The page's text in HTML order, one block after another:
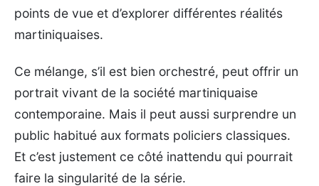
points de vue et d’explorer différentes réalités
martiniquaises.
Ce mélange, s’il est bien orchestré, peut offrir un
portrait vivant de la société martiniquaise
contemporaine. Mais il peut aussi surprendre un
public habitué aux formats policiers classiques.
Et c’est justement ce côté inattendu qui pourrait
faire la singularité de la série.